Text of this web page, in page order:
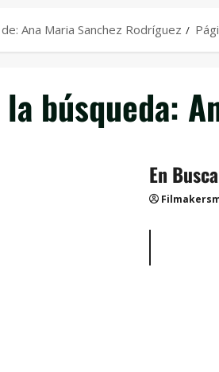
Ana Maria Sanchez Rodríguez
búsqueda:
En